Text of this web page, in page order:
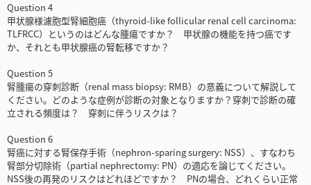
Question 4
甲状腺様濾胞型腎細胞癌（thyroid-like follicular renal cell carcinoma:
TLFRCC）というのはどんな腫瘍ですか？ 甲状腺の機能を持つ癌です
か、それとも甲状腺癌の腎転移ですか？
Question 5
腎腫瘍の穿刺診断（renal mass biopsy: RMB）の意義について解説して
ください。どのような症例が診断の対象となりますか？穿刺で診断の確
立される頻度は？ 穿刺に伴うリスクは？
Question 6
腎癌に対する腎保存手術（nephron-sparing surgery: NSS）、すなわち
腎部分切除術（partial nephrectomy: PN）の適応を論じてください。
NSS後の再発のリスクはどれほどですか？ PNの場合、どれくらい正常